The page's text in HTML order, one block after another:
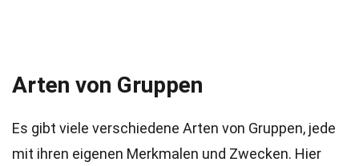
Arten von Gruppen
Es gibt viele verschiedene Arten von Gruppen, jede
mit ihren eigenen Merkmalen und Zwecken. Hier